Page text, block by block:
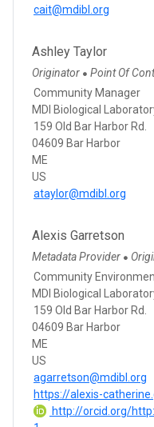
cait@mdibl.org
Ashley Taylor
Originator ● Point Of
Community Manager
MDI Biological
159 Old Bar Harbor Rd.
04609 Bar Harbor
ME
US
ataylor@mdibl.org
Alexis Garretson
Metadata Provider ●
Community
MDI Biological
159 Old Bar Harbor Rd.
04609 Bar Harbor
ME
US
agarretson@mdibl.org
https://alexis-
http://orcid.org/